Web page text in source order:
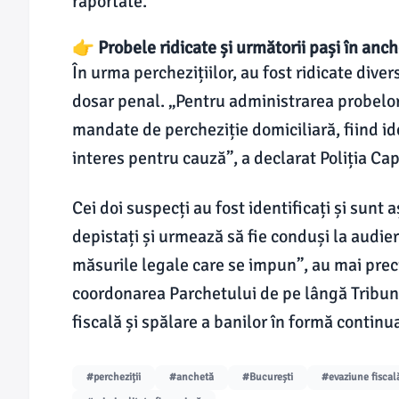
👉 Probele ridicate și următorii pași în
În urma perchezițiilor, au fost ridicate
dosar penal. „Pentru administrarea
mandate de percheziție domiciliară, fiind
interes pentru cauză”, a declarat Poliția
Cei doi suspecți au fost identificați și sunt
depistați și urmează să fie conduși la
măsurile legale care se impun”, au mai
coordonarea Parchetului de pe lângă
fiscală și spălare a banilor în formă
#percheziții #anchetă #București
#evaziune